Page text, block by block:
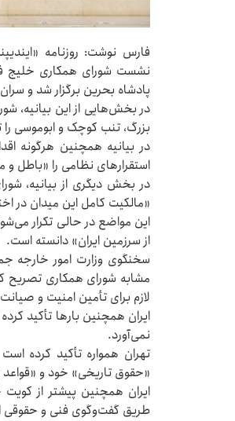
فارس نوشت: روزنامه
نشست شورای همکاری خلیج
پادشاه بحرین برگزار شد و
در بخش‌هایی از این بیانیه،
بزرگ، تنب کوچک و ابوموسی
در بیانیه همچنین هرگونه
استقرارهای نظامی را «باطل و
در بخش دیگری از بیانیه،
«مالکیت کامل این میدان در
این مواضع در حالی تکرار
از سرزمین ایران» دانسته است.
سخنگوی وزارت امور خارجه
مشابه شورای همکاری تصریح
لازم برای تأمین امنیت و
ایران همچنین بارها تأکید
نمی‌آورد.
تهران همواره تأکید کرده
«حقوق تاریخی» خود و
ایران همچنین پیشتر از
طریق گفت‌وگوی فنی و حقوقی